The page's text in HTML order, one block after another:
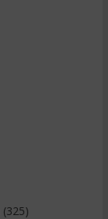
(325)